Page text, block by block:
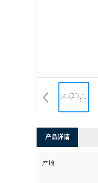
产品详请
产地